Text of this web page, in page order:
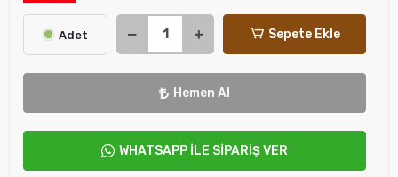
Adet Sepete Ekle
Hemen Al
WHATSAPP İLE SİPARİŞ VER